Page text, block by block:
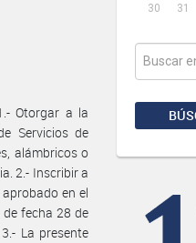
30
31
Otorgar a la
Servicios de
alámbricos o
2.- Inscribir a
aprobado en el
de fecha 28 de
La presente